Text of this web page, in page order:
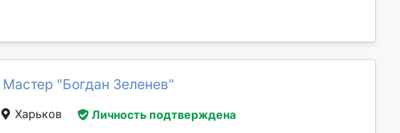
Мастер "Богдан Зеленев"
Харьков Личность подтверждена